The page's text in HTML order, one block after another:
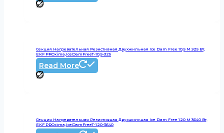
Секция Нагревательная Резистивная Двухжильная Ice Dam Free 10,5 М З25 Вт,
EKF PROxima,IceDamFreeT-10,5-325
Read More
Секция Нагревательная Резистивная Двухжильная Ice Dam Free 120 М 3640 Вт,
EKF PROxima,IceDamFreeT-120-3640